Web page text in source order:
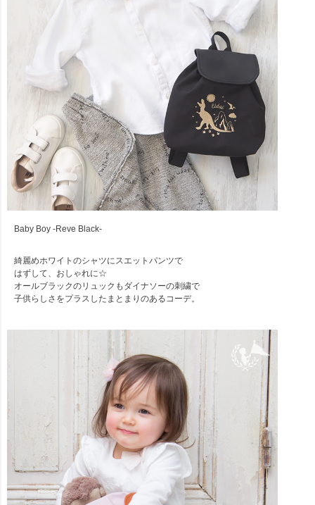
Baby Boy -Reve Black-
綺麗めホワイトのシャツにスエットパンツで
はずして、おしゃれに☆
オールブラックのリュックもダイナソーの刺繍で
子供らしさをプラスしたまとまりのあるコーデ。